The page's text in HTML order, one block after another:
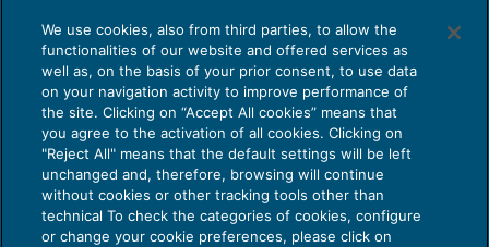
L’ultima giurisprudenza sul raddoppio
dei termini di accertamento
PENALE TRIBUTARIO24/06/2016
diLuigi Ferrajoli
We use cookies, also from third parties, to allow the
functionalities of our website and offered services as
well as, on the basis of your prior consent, to use data
on your navigation activity to improve performance of
the site. Clicking on “Accept All cookies” means that
you agree to the activation of all cookies. Clicking on
"Reject All" means that the default settings will be left
unchanged and, therefore, browsing will continue
without cookies or other tracking tools other than
technical To check the categories of cookies, configure
or change your cookie preferences, please click on